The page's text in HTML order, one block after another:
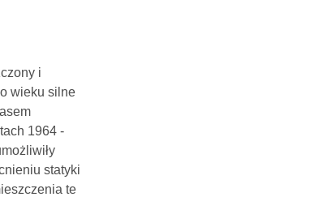
i
wieku silne
1964 -
statyki
te